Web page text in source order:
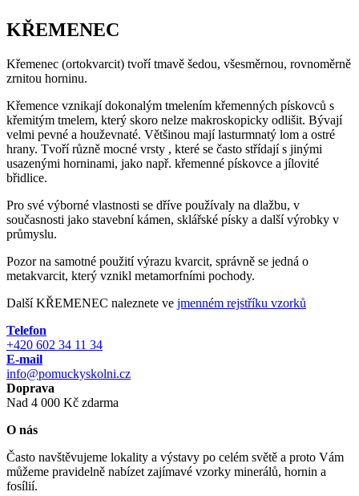
KŘEMENEC
Křemenec (ortokvarcit) tvoří tmavě šedou, všesměrnou, rovnoměrně
zrnitou horninu.
Křemence vznikají dokonalým tmelením křemenných pískovců s
křemitým tmelem, který skoro nelze makroskopicky odlišit. Bývají
velmi pevné a houževnaté. Většinou mají lasturmnatý lom a ostré
hrany. Tvoří různě mocné vrsty , které se často střídají s jinými
usazenými horninami, jako např. křemenné pískovce a jílovité
břidlice.
Pro své výborné vlastnosti se dříve používaly na dlažbu, v
současnosti jako stavební kámen, sklářské písky a další výrobky v
průmyslu.
Pozor na samotné použití výrazu kvarcit, správně se jedná o
metakvarcit, který vznikl metamorfními pochody.
Další KŘEMENEC naleznete ve jmenném rejstříku vzorků
Telefon
+420 602 34 11 34
E-mail
info@pomuckyskolni.cz
Doprava
Nad 4 000 Kč zdarma
O nás
Často navštěvujeme lokality a výstavy po celém světě a proto Vám
můžeme pravidelně nabízet zajímavé vzorky minerálů, hornin a
fosílií.